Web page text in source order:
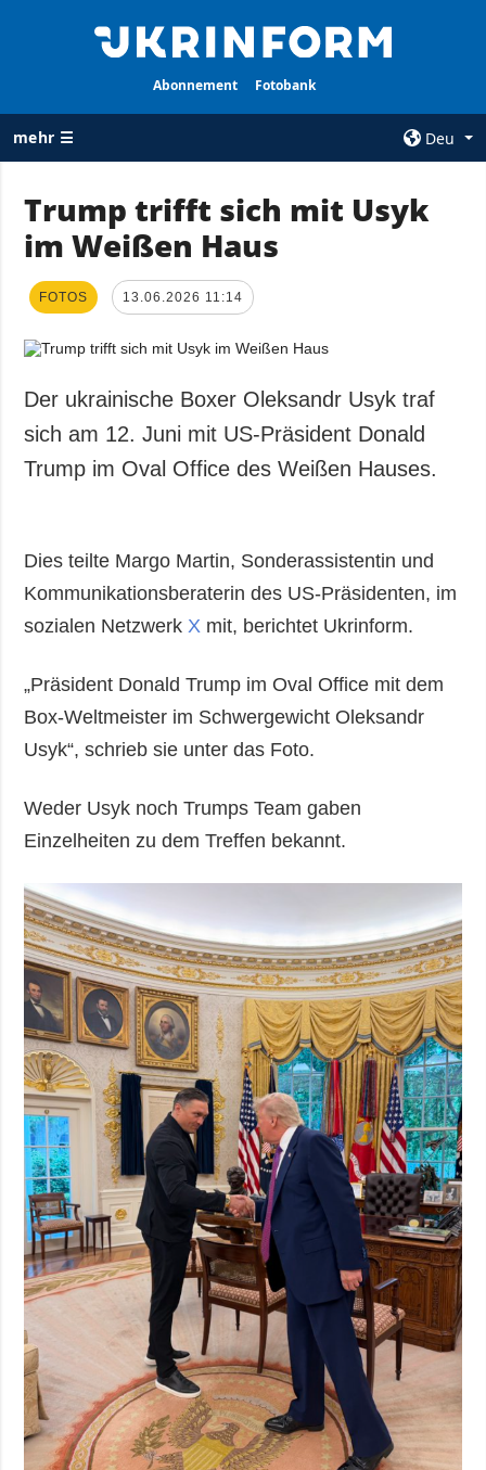
Abonnement Fotobank
mehr ☰
Deu
ALLE
Krieg
der Ukraine
Politik
Wirtschaft
Militär
Sport
Kriminalität
Notstand und
services
Vertraulichkeit
und zum Schutz
Daten
ZUSÄTZLICH
Veröffentlichungen
Interview
Fotos
Video
LEISTUNGEN
Abonnement
Fotobank
Trump trifft sich mit Usyk
im Weißen Haus
FOTOS 13.06.2026 11:14
Der ukrainische Boxer Oleksandr Usyk traf
sich am 12. Juni mit US-Präsident Donald
Trump im Oval Office des Weißen Hauses.
Dies teilte Margo Martin, Sonderassistentin und
Kommunikationsberaterin des US-Präsidenten, im
sozialen Netzwerk X mit, berichtet Ukrinform.
„Präsident Donald Trump im Oval Office mit dem
Box-Weltmeister im Schwergewicht Oleksandr
Usyk“, schrieb sie unter das Foto.
Weder Usyk noch Trumps Team gaben
Einzelheiten zu dem Treffen bekannt.